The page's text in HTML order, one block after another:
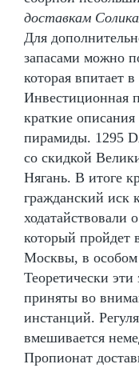
доставкам
Для
запасами можно
которая впитает
Инвестиционная
краткие
пирамиды. 1295
со скидкой
Нягань. В итоге
гражданский иск
ходатайствовали
который пройдет
Москвы, в особом
Теоретически
приняты во
инстанций.
вмешивается
Пропионат